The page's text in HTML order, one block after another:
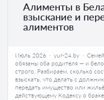
Алименты в
взыскание и
алиментов
Июль 2026 · yur-24.by ·
обязаны оба родителя — и
строго. Разбираем, сколько
взыскать, что делать с
передать имущество или
действующему Кодексу о